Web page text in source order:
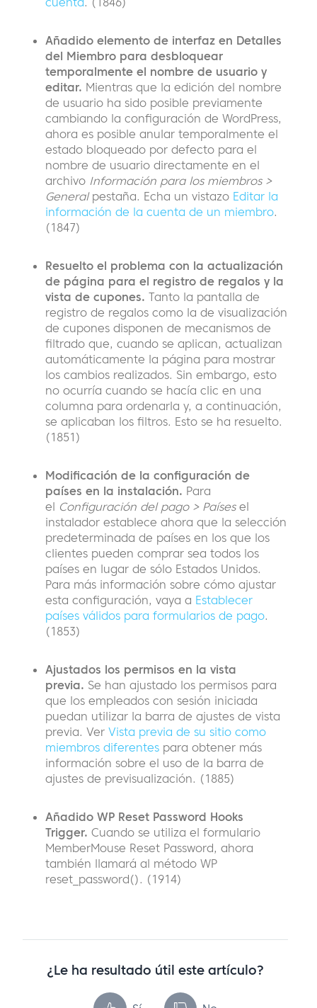
Añadido elemento de interfaz en Detalles
del Miembro para desbloquear
temporalmente el nombre de usuario y
editar. Mientras que la edición del nombre
de usuario ha sido posible previamente
cambiando la configuración de WordPress,
ahora es posible anular temporalmente el
estado bloqueado por defecto para el
nombre de usuario directamente en el
archivo Información para los miembros >
General pestaña. Echa un vistazo Editar la
información de la cuenta de un miembro.
(1847)
Resuelto el problema con la actualización
de página para el registro de regalos y la
vista de cupones. Tanto la pantalla de
registro de regalos como la de visualización
de cupones disponen de mecanismos de
filtrado que, cuando se aplican, actualizan
automáticamente la página para mostrar
los cambios realizados. Sin embargo, esto
no ocurría cuando se hacía clic en una
columna para ordenarla y, a continuación,
se aplicaban los filtros. Esto se ha resuelto.
(1851)
Modificación de la configuración de
países en la instalación. Para
el Configuración del pago > Paísesel
instalador establece ahora que la selección
predeterminada de países en los que los
clientes pueden comprar sea todos los
países en lugar de sólo Estados Unidos.
Para más información sobre cómo ajustar
esta configuración, vaya a Establecer
países válidos para formularios de pago.
(1853)
Ajustados los permisos en la vista
previa. Se han ajustado los permisos para
que los empleados con sesión iniciada
puedan utilizar la barra de ajustes de vista
previa. Ver Vista previa de su sitio como
miembros diferentes para obtener más
información sobre el uso de la barra de
ajustes de previsualización. (1885)
Añadido WP Reset Password Hooks
Trigger. Cuando se utiliza el formulario
MemberMouse Reset Password, ahora
también llamará al método WP
reset_password(). (1914)
¿Le ha resultado útil este artículo?